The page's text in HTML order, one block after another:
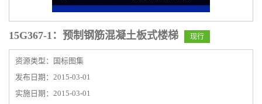
15G367-1：预制钢筋混凝土板式楼梯 现行
资源类型：国标图集
发布日期：2015-03-01
实施日期：2015-03-01